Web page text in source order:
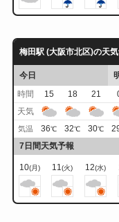
梅田駅 (大阪市北区)の天
今日
時間
15 18 21
天気
気温 36℃ 32℃ 30℃
7日間天気予報
10(月) 11(火) 12(水)